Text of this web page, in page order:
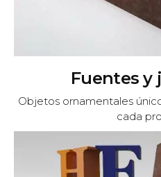
Fuentes y
Objetos ornamentales
cada